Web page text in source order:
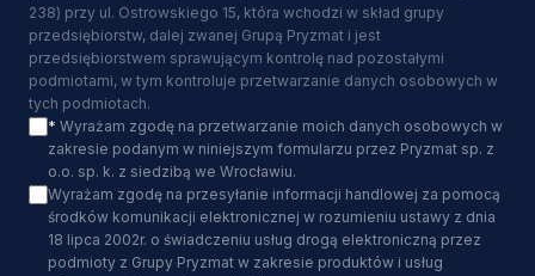
238) przy ul. Ostrowskiego 15, która wchodzi w skład grupy
przedsiębiorstw, dalej zwanej Grupą Pryzmat i jest
przedsiębiorstwem sprawującym kontrolę nad pozostałymi
podmiotami, w tym kontroluje przetwarzanie danych osobowych w
tych podmiotach.
* Wyrażam zgodę na przetwarzanie moich danych osobowych w
zakresie podanym w niniejszym formularzu przez Pryzmat sp. z
o.o. sp. k. z siedzibą we Wrocławiu.
Wyrażam zgodę na przesyłanie informacji handlowej za pomocą
środków komunikacji elektronicznej w rozumieniu ustawy z dnia
18 lipca 2002r. o świadczeniu usług drogą elektroniczną przez
podmioty z Grupy Pryzmat w zakresie produktów i usług